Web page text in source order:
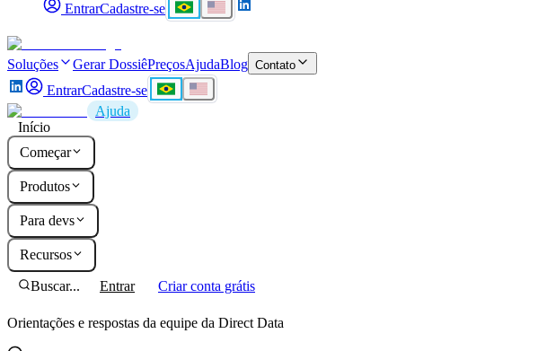
EntrarCadastre-se
Soluções Gerar DossiêPreçosAjudaBlog Contato
EntrarCadastre-se
Ajuda
Início
Começar
Produtos
Para devs
Recursos
Buscar... Entrar Criar conta grátis
Orientações e respostas da equipe da Direct Data